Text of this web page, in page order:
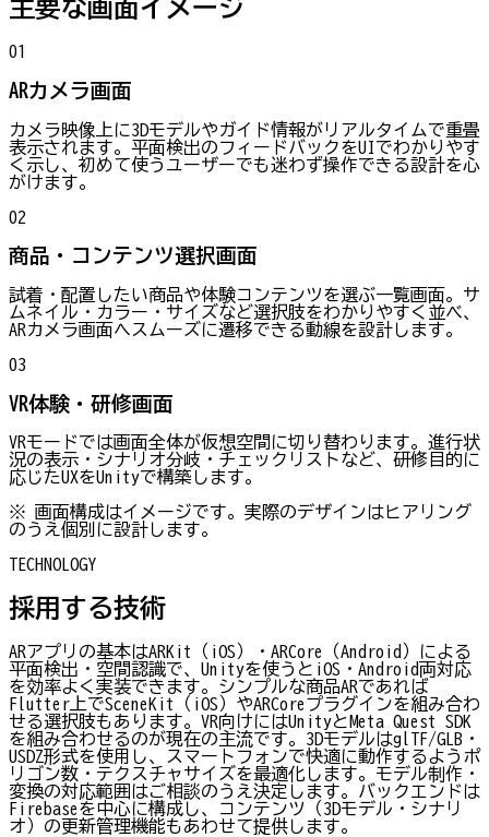
主要な画面イメージ
01
ARカメラ画面
カメラ映像上に3Dモデルやガイド情報がリアルタイムで重畳
表示されます。平面検出のフィードバックをUIでわかりやす
く示し、初めて使うユーザーでも迷わず操作できる設計を心
がけます。
02
商品・コンテンツ選択画面
試着・配置したい商品や体験コンテンツを選ぶ一覧画面。サ
ムネイル・カラー・サイズなど選択肢をわかりやすく並べ、
ARカメラ画面へスムーズに遷移できる動線を設計します。
03
VR体験・研修画面
VRモードでは画面全体が仮想空間に切り替わります。進行状
況の表示・シナリオ分岐・チェックリストなど、研修目的に
応じたUXをUnityで構築します。
※ 画面構成はイメージです。実際のデザインはヒアリング
のうえ個別に設計します。
TECHNOLOGY
採用する技術
ARアプリの基本はARKit（iOS）・ARCore（Android）による
平面検出・空間認識で、Unityを使うとiOS・Android両対応
を効率よく実装できます。シンプルな商品ARであれば
Flutter上でSceneKit（iOS）やARCoreプラグインを組み合わ
せる選択肢もあります。VR向けにはUnityとMeta Quest SDK
を組み合わせるのが現在の主流です。3DモデルはglTF/GLB・
USDZ形式を使用し、スマートフォンで快適に動作するようポ
リゴン数・テクスチャサイズを最適化します。モデル制作・
変換の対応範囲はご相談のうえ決定します。バックエンドは
Firebaseを中心に構成し、コンテンツ（3Dモデル・シナリ
オ）の更新管理機能もあわせて提供します。